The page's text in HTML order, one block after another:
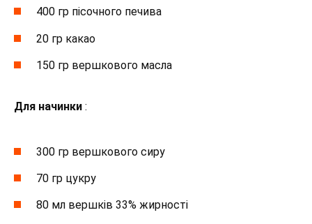
400 гр пісочного печива
20 гр какао
150 гр вершкового масла
Для начинки :
300 гр вершкового сиру
70 гр цукру
80 мл вершків 33% жирності